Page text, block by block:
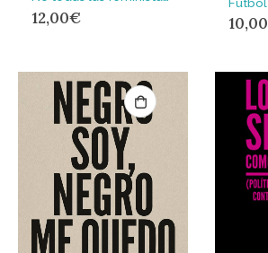
12,00€ 10,00